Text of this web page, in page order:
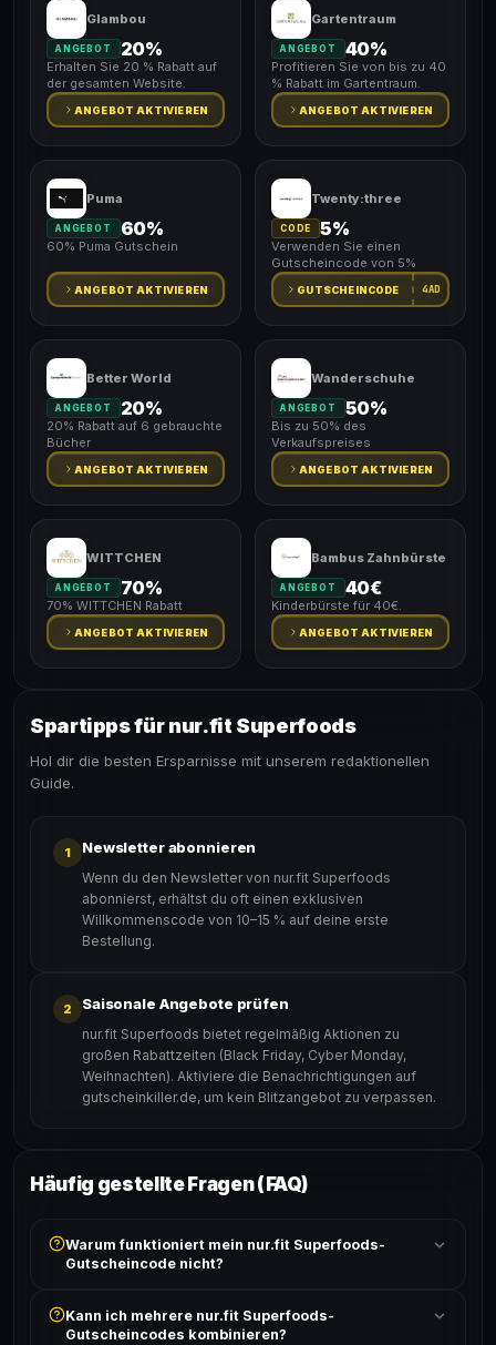
Glambou
ANGEBOT 20%
Erhalten Sie 20 % Rabatt auf
der gesamten Website.
ANGEBOT AKTIVIEREN
Gartentraum
ANGEBOT 40%
Profitieren Sie von bis zu 40
% Rabatt im Gartentraum.
ANGEBOT AKTIVIEREN
Puma
ANGEBOT 60%
60% Puma Gutschein
ANGEBOT AKTIVIEREN
Twenty:three
CODE 5%
Verwenden Sie einen
Gutscheincode von 5%
GUTSCHEINCODE 4AD
Better World
ANGEBOT 20%
20% Rabatt auf 6 gebrauchte
Bücher
ANGEBOT AKTIVIEREN
Wanderschuhe
ANGEBOT 50%
Bis zu 50% des
Verkaufspreises
ANGEBOT AKTIVIEREN
WITTCHEN
ANGEBOT 70%
70% WITTCHEN Rabatt
ANGEBOT AKTIVIEREN
Bambus Zahnbürste
ANGEBOT 40€
Kinderbürste für 40€.
ANGEBOT AKTIVIEREN
Spartipps für nur.fit Superfoods
Hol dir die besten Ersparnisse mit unserem redaktionellen
Guide.
1 Newsletter abonnieren
Wenn du den Newsletter von nur.fit Superfoods
abonnierst, erhältst du oft einen exklusiven
Willkommenscode von 10–15 % auf deine erste
Bestellung.
2 Saisonale Angebote prüfen
nur.fit Superfoods bietet regelmäßig Aktionen zu
großen Rabattzeiten (Black Friday, Cyber Monday,
Weihnachten). Aktiviere die Benachrichtigungen auf
gutscheinkiller.de, um kein Blitzangebot zu verpassen.
Häufig gestellte Fragen (FAQ)
Warum funktioniert mein nur.fit Superfoods-
Gutscheincode nicht?
ist und ob der Code nicht für bereits reduzierte Artikel
gilt. Alle Bedingungen findest du unter „Details".
Kann ich mehrere nur.fit Superfoods-
Gutscheincodes kombinieren?